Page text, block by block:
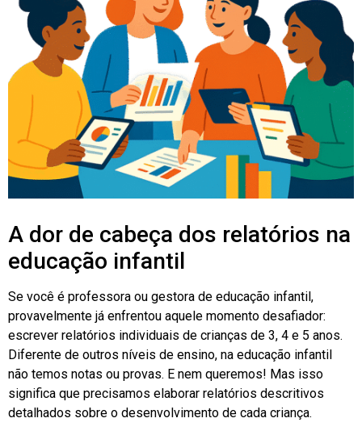
A dor de cabeça dos relatórios na
educação infantil
Se você é professora ou gestora de educação infantil,
provavelmente já enfrentou aquele momento desafiador:
escrever relatórios individuais de crianças de 3, 4 e 5 anos.
Diferente de outros níveis de ensino, na educação infantil
não temos notas ou provas. E nem queremos! Mas isso
significa que precisamos elaborar relatórios descritivos
detalhados sobre o desenvolvimento de cada criança.